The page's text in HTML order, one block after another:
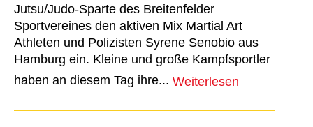
Jutsu/Judo-Sparte des Breitenfelder
Sportvereines den aktiven Mix Martial Art
Athleten und Polizisten Syrene Senobio aus
Hamburg ein. Kleine und große Kampfsportler
haben an diesem Tag ihre... Weiterlesen